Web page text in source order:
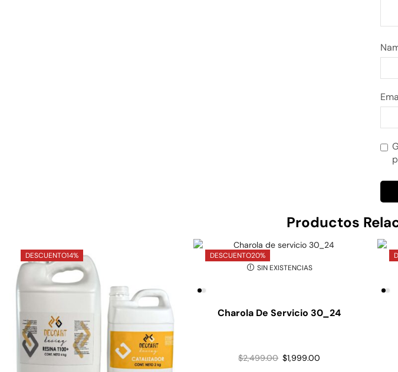
Productos
DESCUENTO14% DESCUENTO20%
SIN EXISTENCIAS
Charola De Servicio 30_24
$2,499.00 $1,999.00